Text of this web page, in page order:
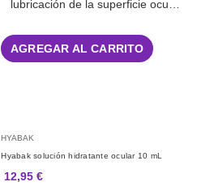
lubricación de la superficie ocu…
AGREGAR AL CARRITO
HYABAK
Hyabak solución hidratante ocular 10 mL
12,95 €